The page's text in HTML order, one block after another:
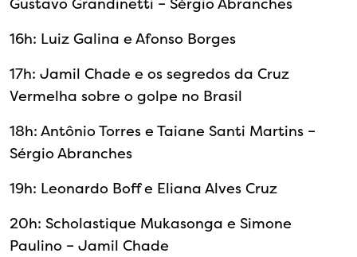
16h: Luiz Galina e Afonso Borges
17h: Jamil Chade e os segredos da Cruz
Vermelha sobre o golpe no Brasil
18h: Antônio Torres e Taiane Santi Martins –
Sérgio Abranches
19h: Leonardo Boff e Eliana Alves Cruz
20h: Scholastique Mukasonga e Simone
Paulino – Jamil Chade